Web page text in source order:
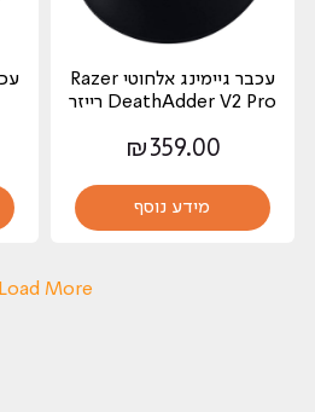
‏עכבר גיימינג ‏אלחוטי Razer
DeathAdder V2 Pro רייזר
₪ 359.00
מידע נוסף
Load More